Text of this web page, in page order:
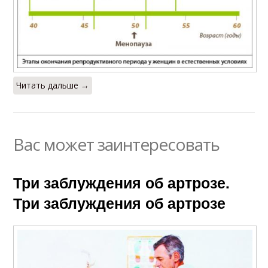
Читать дальше →
Вас может заинтересовать
Три заблуждения об артрозе.
Три заблуждения об артрозе